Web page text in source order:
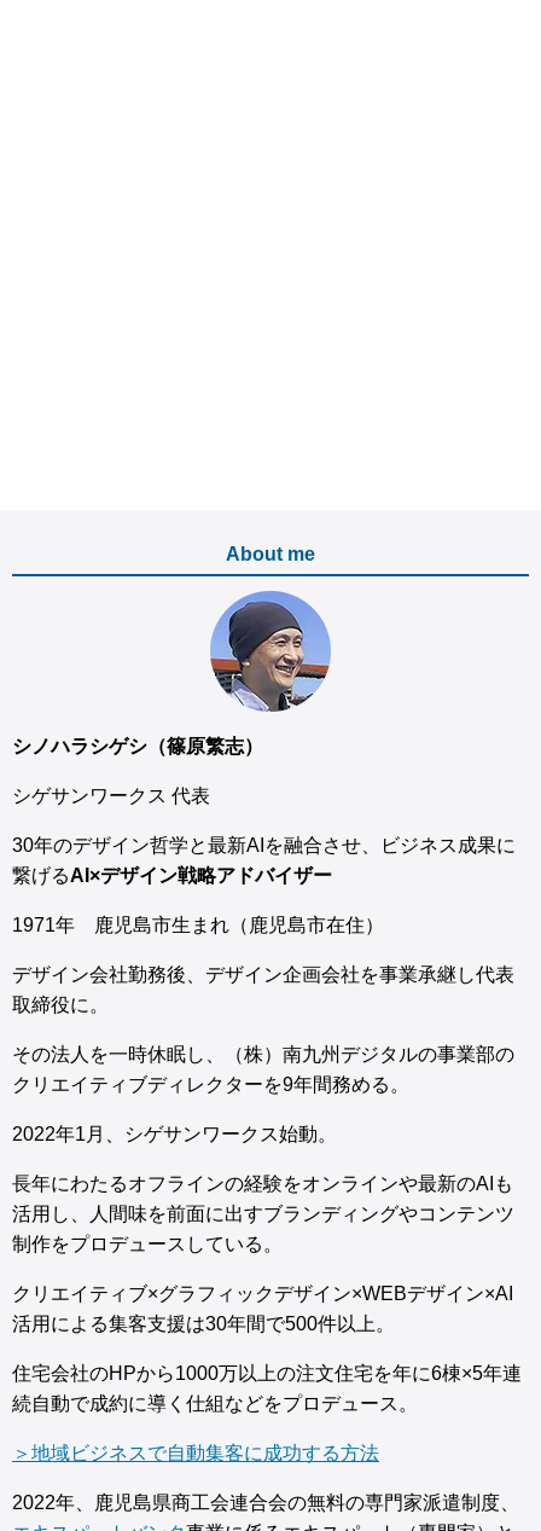
About me
シノハラシゲシ（篠原繁志）
シゲサンワークス 代表
30年のデザイン哲学と最新AIを融合させ、ビジネス成果に
繋げるAI×デザイン戦略アドバイザー
1971年 鹿児島市生まれ（鹿児島市在住）
デザイン会社勤務後、デザイン企画会社を事業承継し代表
取締役に。
その法人を一時休眠し、（株）南九州デジタルの事業部の
クリエイティブディレクターを9年間務める。
2022年1月、シゲサンワークス始動。
長年にわたるオフラインの経験をオンラインや最新のAIも
活用し、人間味を前面に出すブランディングやコンテンツ
制作をプロデュースしている。
クリエイティブ×グラフィックデザイン×WEBデザイン×AI
活用による集客支援は30年間で500件以上。
住宅会社のHPから1000万以上の注文住宅を年に6棟×5年連
続自動で成約に導く仕組などをプロデュース。
＞地域ビジネスで自動集客に成功する方法
2022年、鹿児島県商工会連合会の無料の専門家派遣制度、